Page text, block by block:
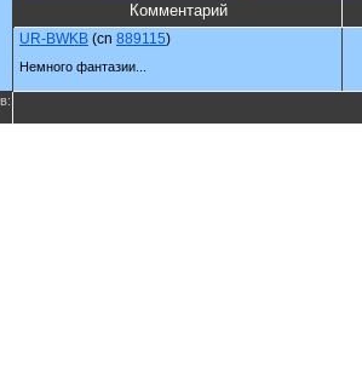
Комментарий
UR-BWKB (cn 889115)
Немного фантазии...